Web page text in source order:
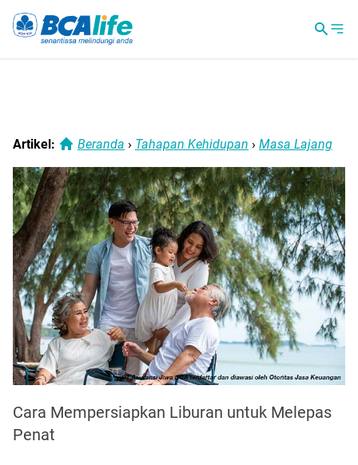
Artikel: Beranda › Tahapan Kehidupan › Masa Lajang
Cara Mempersiapkan Liburan untuk Melepas
Penat